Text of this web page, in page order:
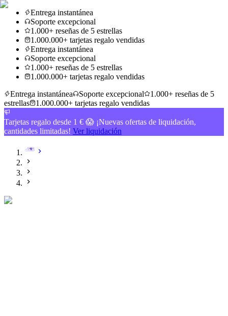
Entrega instantánea
Soporte excepcional
1.000+ reseñas de 5 estrellas
1.000.000+ tarjetas regalo vendidas
Entrega instantánea
Soporte excepcional
1.000+ reseñas de 5 estrellas
1.000.000+ tarjetas regalo vendidas
Entrega instantánea
Soporte excepcional
1.000+ reseñas de 5
estrellas
1.000.000+ tarjetas regalo vendidas
Tarjetas regalo desde 1 € 😱 ¡Nuevas ofertas de liquidación,
cantidades limitadas! Ver liquidación